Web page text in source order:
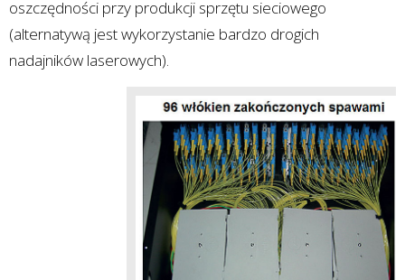
oszczędności przy produkcji sprzętu sieciowego
(alternatywą jest wykorzystanie bardzo drogich
nadajników laserowych).